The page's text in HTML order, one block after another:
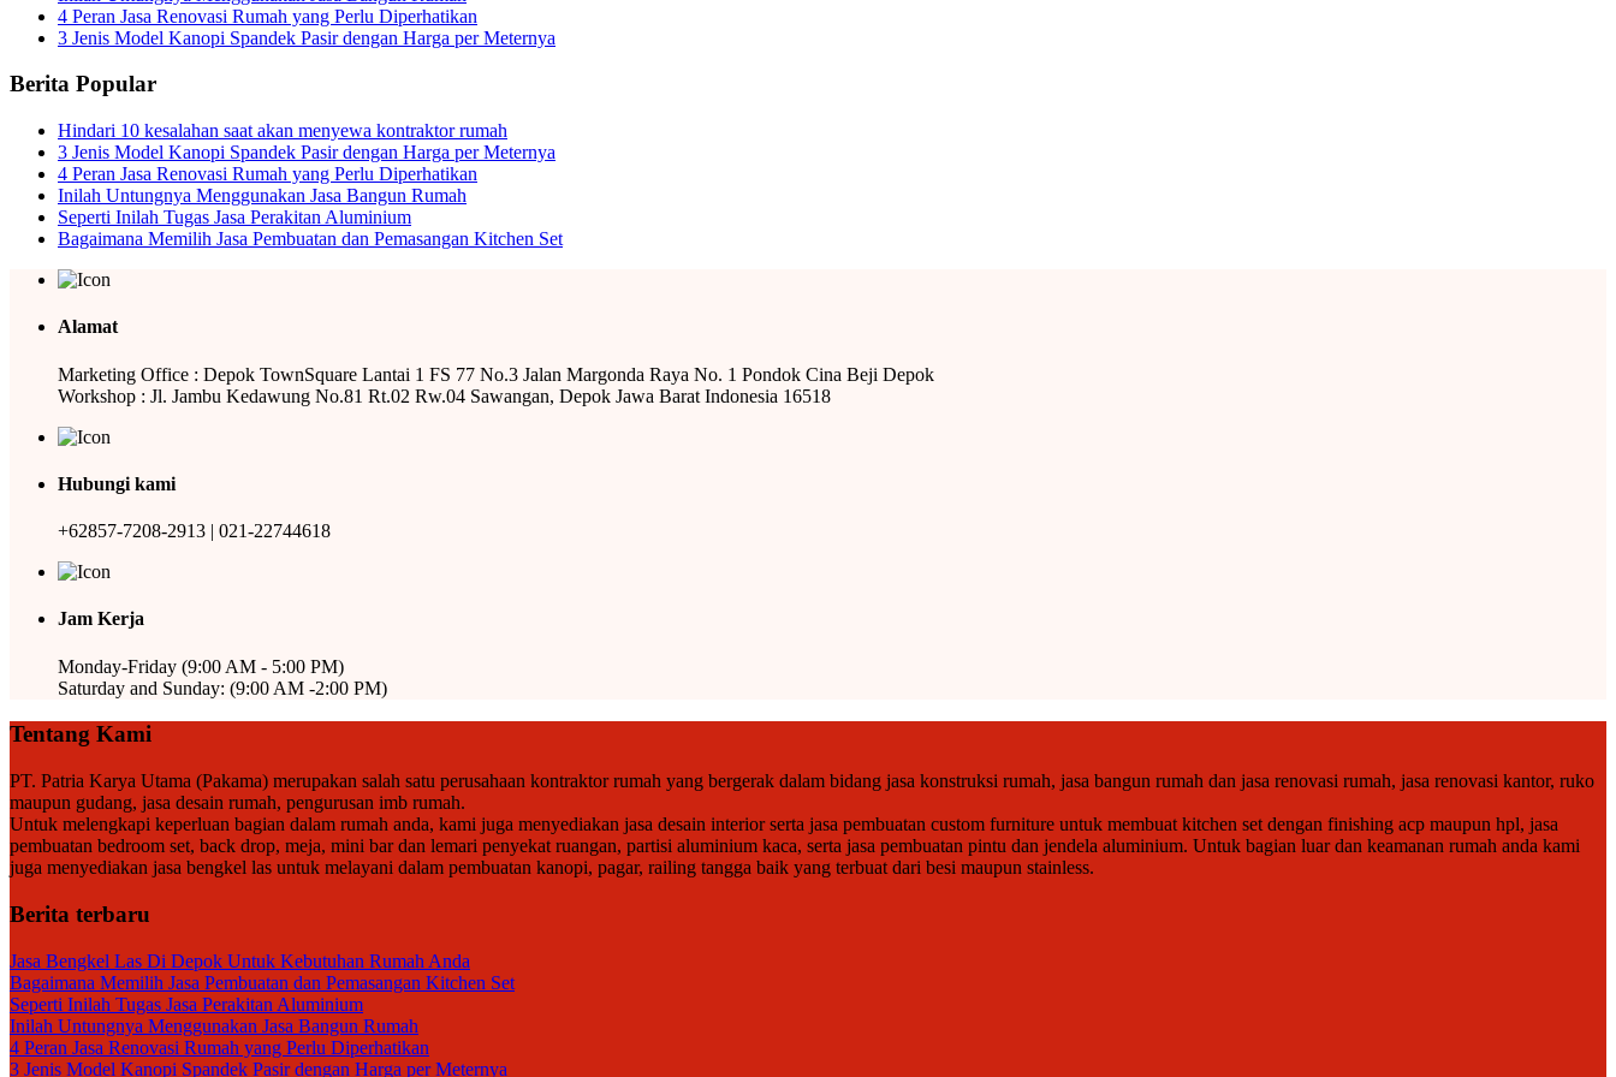
4 Peran Jasa Renovasi Rumah yang Perlu Diperhatikan
3 Jenis Model Kanopi Spandek Pasir dengan Harga per Meternya
Berita Popular
Hindari 10 kesalahan saat akan menyewa kontraktor rumah
3 Jenis Model Kanopi Spandek Pasir dengan Harga per Meternya
4 Peran Jasa Renovasi Rumah yang Perlu Diperhatikan
Inilah Untungnya Menggunakan Jasa Bangun Rumah
Seperti Inilah Tugas Jasa Perakitan Aluminium
Bagaimana Memilih Jasa Pembuatan dan Pemasangan Kitchen Set
Alamat
Marketing Office : Depok TownSquare Lantai 1 FS 77 No.3 Jalan Margonda Raya No. 1 Pondok Cina Beji Depok
Workshop : Jl. Jambu Kedawung No.81 Rt.02 Rw.04 Sawangan, Depok Jawa Barat Indonesia 16518
Hubungi kami
+62857-7208-2913 | 021-22744618
Jam Kerja
Monday-Friday (9:00 AM - 5:00 PM)
Saturday and Sunday: (9:00 AM -2:00 PM)
Tentang Kami
PT. Patria Karya Utama (Pakama) merupakan salah satu perusahaan kontraktor rumah yang bergerak dalam bidang jasa konstruksi rumah, jasa bangun rumah dan jasa renovasi rumah, jasa renovasi kantor, ruko
maupun gudang, jasa desain rumah, pengurusan imb rumah.
Untuk melengkapi keperluan bagian dalam rumah anda, kami juga menyediakan jasa desain interior serta jasa pembuatan custom furniture untuk membuat kitchen set dengan finishing acp maupun hpl, jasa
pembuatan bedroom set, back drop, meja, mini bar dan lemari penyekat ruangan, partisi aluminium kaca, serta jasa pembuatan pintu dan jendela aluminium. Untuk bagian luar dan keamanan rumah anda kami
juga menyediakan jasa bengkel las untuk melayani dalam pembuatan kanopi, pagar, railing tangga baik yang terbuat dari besi maupun stainless.
Berita terbaru
Jasa Bengkel Las Di Depok Untuk Kebutuhan Rumah Anda
Bagaimana Memilih Jasa Pembuatan dan Pemasangan Kitchen Set
Seperti Inilah Tugas Jasa Perakitan Aluminium
Inilah Untungnya Menggunakan Jasa Bangun Rumah
4 Peran Jasa Renovasi Rumah yang Perlu Diperhatikan
3 Jenis Model Kanopi Spandek Pasir dengan Harga per Meternya